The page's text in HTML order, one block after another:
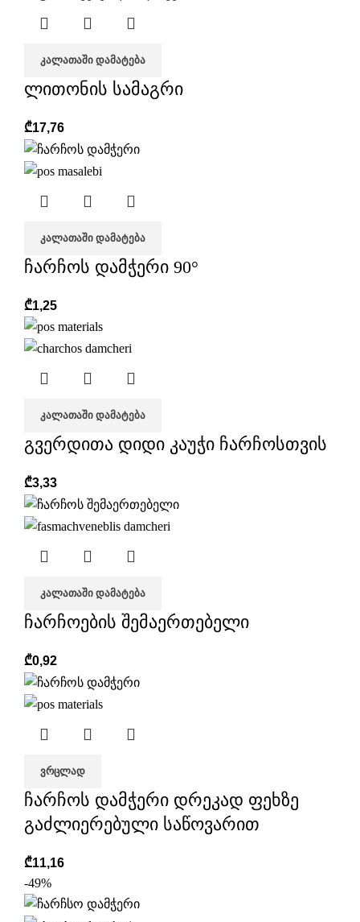
ᲙᲐᲚᲐᲗᲐᲨᲘ ᲓᲐᲛᲐᲢᲔᲑᲐ
ლითონის სამაგრი
₾17,76
ᲙᲐᲚᲐᲗᲐᲨᲘ ᲓᲐᲛᲐᲢᲔᲑᲐ
ჩარჩოს დამჭერი 90°
₾1,25
ᲙᲐᲚᲐᲗᲐᲨᲘ ᲓᲐᲛᲐᲢᲔᲑᲐ
გვერდითა დიდი კაუჭი ჩარჩოსთვის
₾3,33
ᲙᲐᲚᲐᲗᲐᲨᲘ ᲓᲐᲛᲐᲢᲔᲑᲐ
ჩარჩოების შემაერთებელი
₾0,92
ᲕᲠᲪᲚᲐᲓ
ჩარჩოს დამჭერი დრეკად ფეხზე
გაძლიერებული საწოვარით
₾11,16
-49%